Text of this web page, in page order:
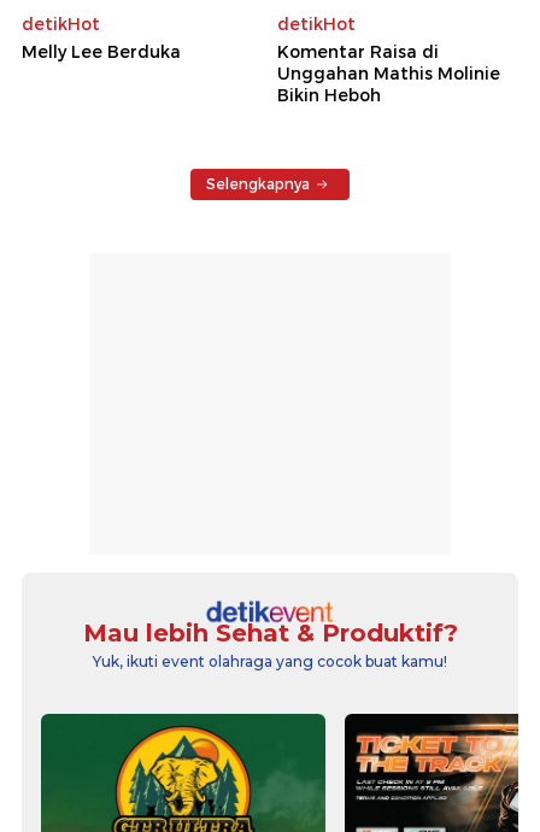
detikHot
Melly Lee Berduka
detikHot
Komentar Raisa di
Unggahan Mathis Molinie
Bikin Heboh
Selengkapnya
Mau lebih Sehat & Produktif?
Yuk, ikuti event olahraga yang cocok buat kamu!